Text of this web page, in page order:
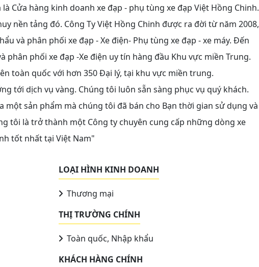
Cửa hàng kinh doanh xe đạp - phụ tùng xe đạp Việt Hồng Chinh.
nền tảng đó. Công Ty Việt Hồng Chinh được ra đời từ năm 2008,
và phân phối xe đạp - Xe điện- Phụ tùng xe đạp - xe máy. Đến
phối xe đạp -Xe điện uy tín hàng đầu Khu vực miền Trung.
toàn quốc với hơn 350 Đại lý, tại khu vực miền trung.
tới dịch vụ vàng. Chúng tôi luôn sẵn sàng phục vụ quý khách.
sản phẩm mà chúng tôi đã bán cho Bạn thời gian sử dụng và
tôi là trở thành một Công ty chuyên cung cấp những dòng xe
tốt nhất tại Việt Nam"
LOẠI HÌNH KINH DOANH
Thương mại
THỊ TRƯỜNG CHÍNH
Toàn quốc, Nhập khẩu
KHÁCH HÀNG CHÍNH